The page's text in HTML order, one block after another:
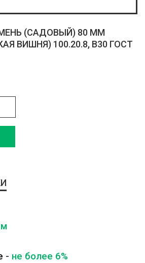
(САДОВЫЙ) 80 ММ
ВИШНЯ) 100.20.8, B30 ГОСТ
- не более 6%